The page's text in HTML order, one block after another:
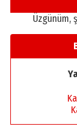
Üzgünüm,